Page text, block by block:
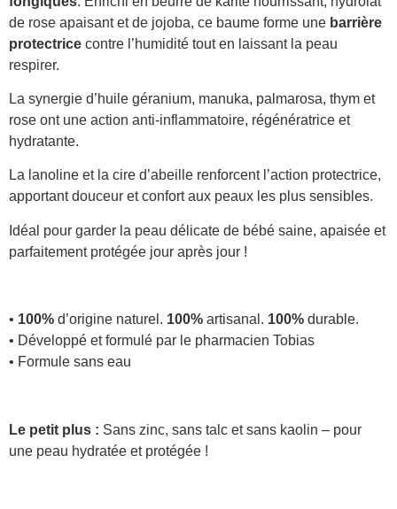
de rose apaisant et de jojoba, ce baume forme une barrière
protectrice contre l’humidité tout en laissant la peau
respirer.
La synergie d’huile géranium, manuka, palmarosa, thym et
rose ont une action anti-inflammatoire, régénératrice et
hydratante.
La lanoline et la cire d’abeille renforcent l’action protectrice,
apportant douceur et confort aux peaux les plus sensibles.
Idéal pour garder la peau délicate de bébé saine, apaisée et
parfaitement protégée jour après jour !
• 100% d’origine naturel. 100% artisanal. 100% durable.
• Développé et formulé par le pharmacien Tobias
• Formule sans eau
Le petit plus : Sans zinc, sans talc et sans kaolin – pour
une peau hydratée et protégée !